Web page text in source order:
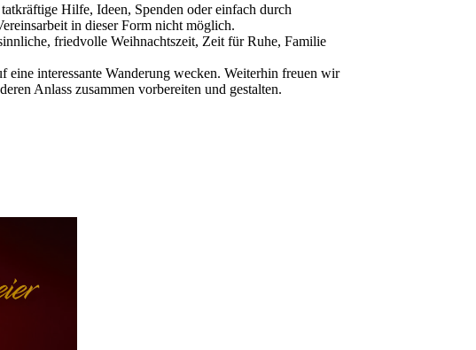
Hilfe, Ideen, Spenden oder einfach durch
in dieser Form nicht möglich.
friedvolle Weihnachtszeit, Zeit für Ruhe, Familie
interessante Wanderung wecken. Weiterhin freuen wir
Anlass zusammen vorbereiten und gestalten.